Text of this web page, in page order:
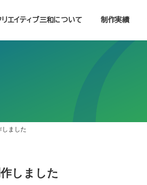
リエイティブ三和について 制作実績
しました
しました